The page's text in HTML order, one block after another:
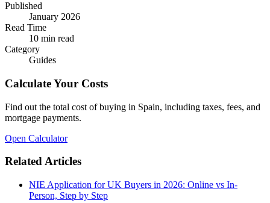
Published
January 2026
Read Time
10 min read
Category
Guides
Calculate Your Costs
Find out the total cost of buying in Spain, including taxes, fees, and
mortgage payments.
Open Calculator
Related Articles
NIE Application for UK Buyers in 2026: Online vs In-
Person, Step by Step